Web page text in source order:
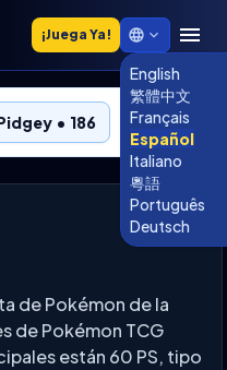
¡Juega Ya!
English
繁體中文
Français
Español
Italiano
粵語
Português
Deutsch
• 186
de Pokémon de la
de Pokémon TCG
están 60 PS, tipo